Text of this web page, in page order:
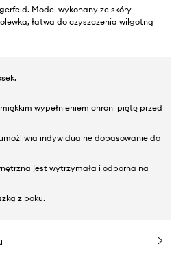
Model wykonany ze skóry
łatwa do czyszczenia wilgotną
wypełnieniem chroni piętę przed
indywidualne dopasowanie do
jest wytrzymała i odporna na
z boku.